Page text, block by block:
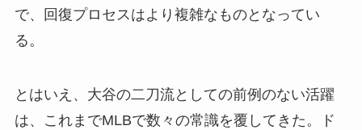
で、回復プロセスはより複雑なものとなってい
る。
とはいえ、大谷の二刀流としての前例のない活躍
は、これまでMLBで数々の常識を覆してきた。ド